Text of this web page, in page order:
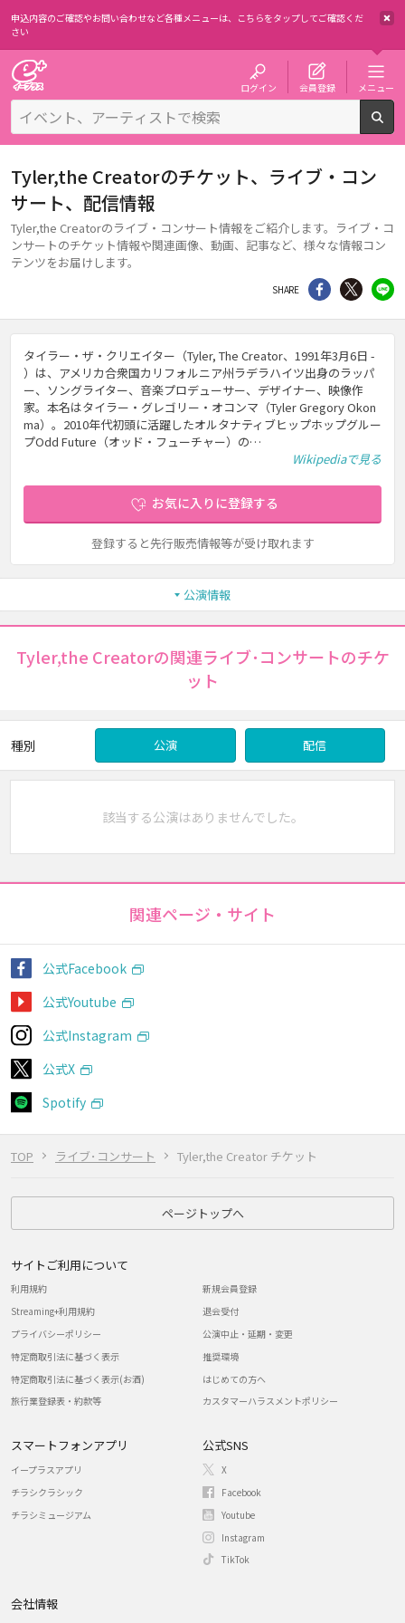
申込内容のご確認やお問い合わせなど各種メニューは、 こちらをタップしてご確認くだ
さい
ログイン 会員登録 メニュー
TOP ライブ･コンサート Tyler,the Creator チケット
Tyler,the Creatorのチケット、ライブ・コン
サート、配信情報
Tyler,the Creatorのライブ・コンサート情報をご紹介します。ライブ・コ
ンサートのチケット情報や関連画像、動画、記事など、様々な情報コン
テンツをお届けします。
SHARE シェア Twitter
タイラー・ザ・クリエイター（Tyler, The Creator、1991年3月6日 -
）は、アメリカ合衆国カリフォルニア州ラデラハイツ出身のラッパ
ー、ソングライター、音楽プロデューサー、デザイナー、映像作
家。本名はタイラー・グレゴリー・オコンマ（Tyler Gregory Okon
ma）。2010年代初頭に活躍したオルタナティブヒップホップグルー
プOdd Future（オッド・フューチャー）の…
Wikipediaで見る
お気に入りに登録する
登録すると先行販売情報等が受け取れます
公演情報
Tyler,the Creatorの関連ライブ･コンサートのチケ
ット
種別 公演 配信
該当する公演はありませんでした。
関連ページ・サイト
公式Facebook
公式Youtube
公式Instagram
公式X
Spotify
ページトップへ
サイトご利用について
利用規約
Streaming+利用規約
プライバシーポリシー
特定商取引法に基づく表示
特定商取引法に基づく表示(お酒)
旅行業登録表・約款等
新規会員登録
退会受付
公演中止・延期・変更
推奨環境
はじめての方へ
カスタマーハラスメントポリシー
スマートフォンアプリ
イープラスアプリ
チラシクラシック
チラシミュージアム
公式SNS
X
Facebook
Youtube
Instagram
TikTok
会社情報